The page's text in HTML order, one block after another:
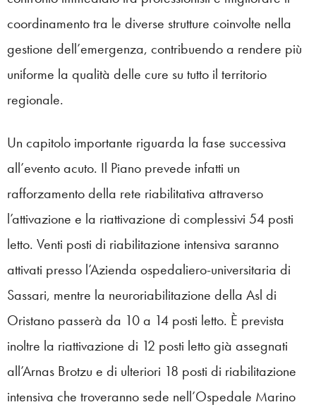
coordinamento tra le diverse strutture coinvolte nella
gestione dell’emergenza, contribuendo a rendere più
uniforme la qualità delle cure su tutto il territorio
regionale.
Un capitolo importante riguarda la fase successiva
all’evento acuto. Il Piano prevede infatti un
rafforzamento della rete riabilitativa attraverso
l’attivazione e la riattivazione di complessivi 54 posti
letto. Venti posti di riabilitazione intensiva saranno
attivati presso l’Azienda ospedaliero-universitaria di
Sassari, mentre la neuroriabilitazione della Asl di
Oristano passerà da 10 a 14 posti letto. È prevista
inoltre la riattivazione di 12 posti letto già assegnati
all’Arnas Brotzu e di ulteriori 18 posti di riabilitazione
intensiva che troveranno sede nell’Ospedale Marino